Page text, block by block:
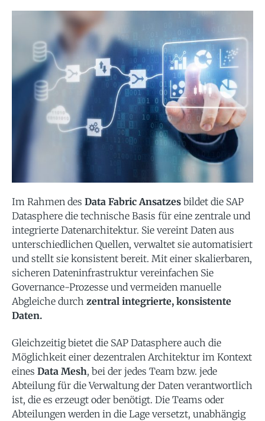
Mehr
erfahrenMehr
erfahren
Mehr
erleichtert
Mehr
erfahren
erfahren
Mehr
Im Rahmen des Data Fabric Ansatzes bildet die SAP
Datasphere die technische Basis für eine zentrale und
integrierte Datenarchitektur. Sie vereint Daten aus
unterschiedlichen Quellen, verwaltet sie automatisiert
und stellt sie konsistent bereit. Mit einer skalierbaren,
sicheren Dateninfrastruktur vereinfachen Sie
Governance-Prozesse und vermeiden manuelle
Abgleiche durch zentral integrierte, konsistente
Daten.
Gleichzeitig bietet die SAP Datasphere auch die
Möglichkeit einer dezentralen Architektur im Kontext
eines Data Mesh, bei der jedes Team bzw. jede
Abteilung für die Verwaltung der Daten verantwortlich
ist, die es erzeugt oder benötigt. Die Teams oder
Abteilungen werden in die Lage versetzt, unabhängig